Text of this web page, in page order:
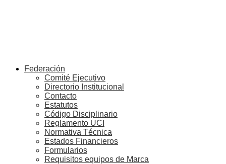
Federación
Comité Ejecutivo
Directorio Institucional
Contacto
Estatutos
Código Disciplinario
Reglamento UCI
Normativa Técnica
Estados Financieros
Formularios
Requisitos equipos de Marca